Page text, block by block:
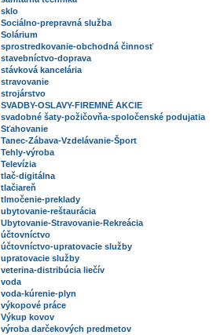
sklo
Sociálno-prepravná služba
Solárium
sprostredkovanie-obchodná činnosť
stavebníctvo-doprava
stávková kancelária
stravovanie
strojárstvo
SVADBY-OSLAVY-FIREMNÉ AKCIE
svadobné šaty-požičovňa-spoločenské podujatia
Sťahovanie
Tanec-Zábava-Vzdelávanie-Šport
Tehly-výroba
Televízia
tlač-digitálna
tlačiareň
tlmočenie-preklady
ubytovanie-reštaurácia
Ubytovanie-Stravovanie-Rekreácia
účtovníctvo
účtovníctvo-upratovacie služby
upratovacie služby
veterina-distribúcia liečív
voda
voda-kúrenie-plyn
výkopové práce
Výkup kovov
výroba darčekových predmetov